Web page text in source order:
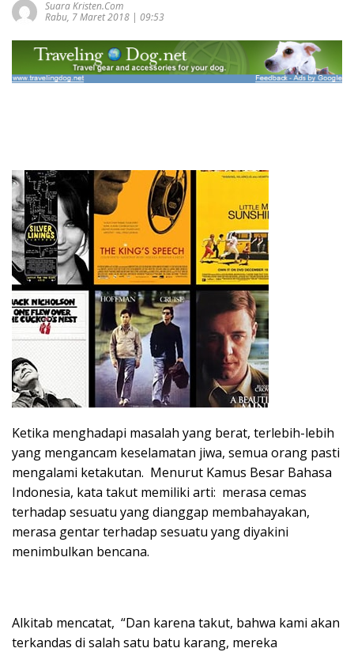
Suara Kristen.com
Rabu, 7 Maret 2018 | 09:53
Ketika menghadapi masalah yang berat, terlebih-lebih
yang mengancam keselamatan jiwa, semua orang pasti
mengalami ketakutan. Menurut Kamus Besar Bahasa
Indonesia, kata takut memiliki arti: merasa cemas
terhadap sesuatu yang dianggap membahayakan,
merasa gentar terhadap sesuatu yang diyakini
menimbulkan bencana.
Alkitab mencatat, “Dan karena takut, bahwa kami akan
terkandas di salah satu batu karang, mereka